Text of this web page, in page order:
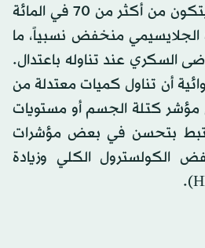
الكلية. ورغم أن التمر يتكون من أكثر من 70 في المائة
منخفض نسبياً، ما
السكري عند تناوله باعتدال.
أن تناول كميات معتدلة من
مؤشر كتلة الجسم أو مستويات
بتحسن في بعض مؤشرات
الكولسترول الكلي وزيادة